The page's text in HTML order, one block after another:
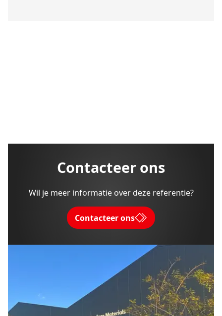
Contacteer ons
Wil je meer informatie over deze referentie?
Contacteer ons